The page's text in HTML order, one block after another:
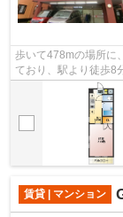
歩いて478mの場所に
ており、駅より徒歩
線利用可の物件です◎
賃貸 | マンション